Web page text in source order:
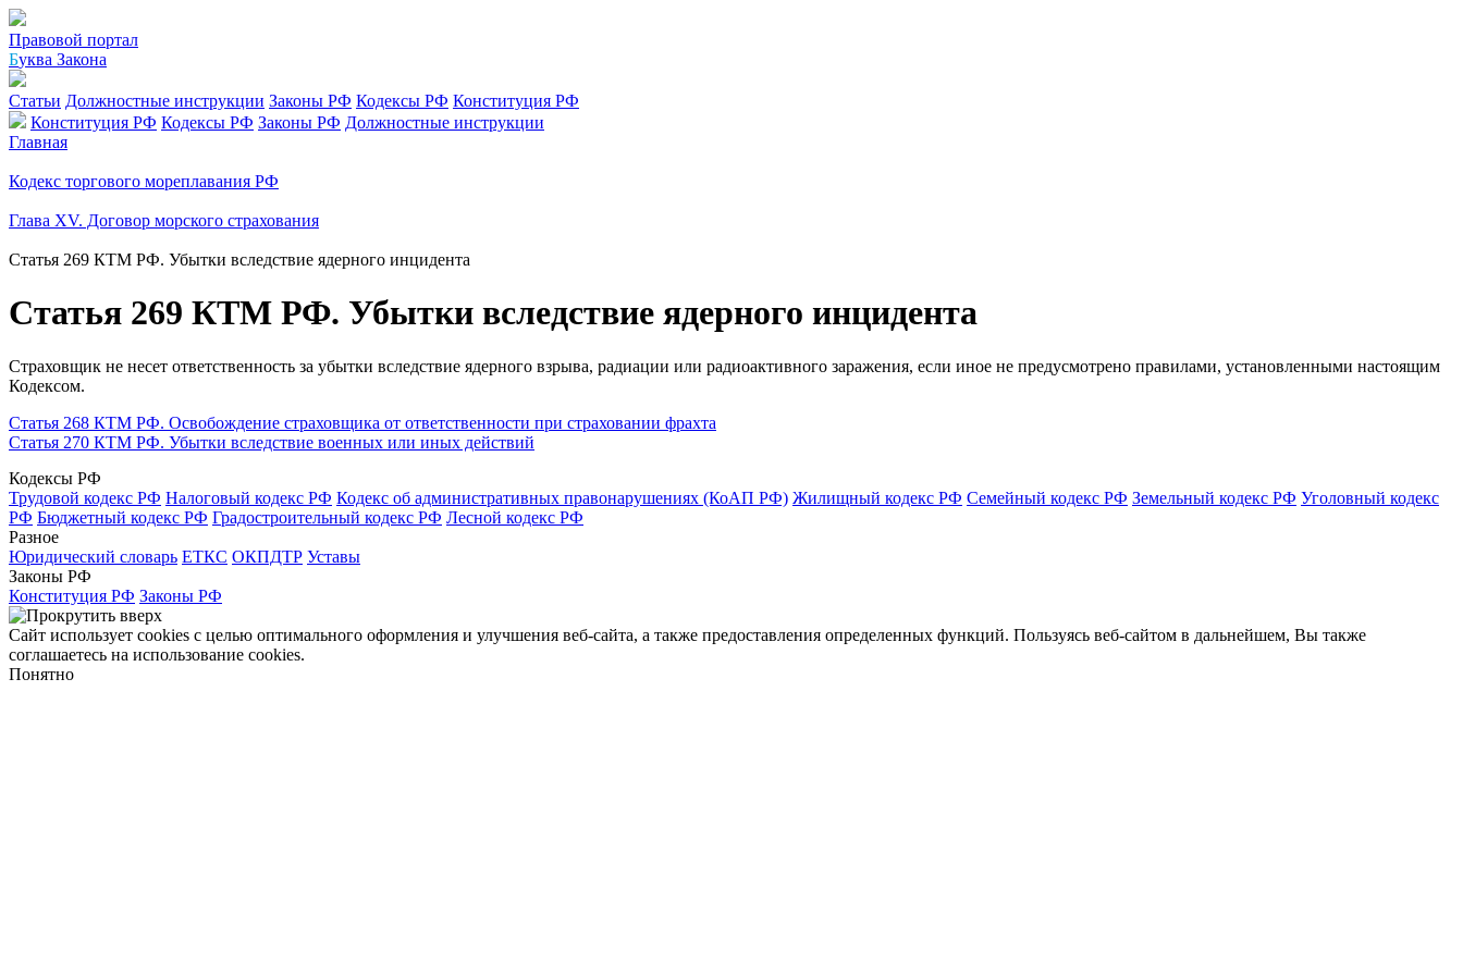
Правовой портал
Буква Закона
Статьи Должностные инструкции Законы РФ Кодексы РФ Конституция РФ
Конституция РФ Кодексы РФ Законы РФ Должностные инструкции
Главная
Кодекс торгового мореплавания РФ
Глава XV. Договор морского страхования
Статья 269 КТМ РФ. Убытки вследствие ядерного инцидента
Статья 269 КТМ РФ. Убытки вследствие ядерного инцидента
Страховщик не несет ответственность за убытки вследствие ядерного взрыва, радиации или радиоактивного заражения, если иное не предусмотрено правилами, установленными настоящим
Кодексом.
Статья 268 КТМ РФ. Освобождение страховщика от ответственности при страховании фрахта
Статья 270 КТМ РФ. Убытки вследствие военных или иных действий
Кодексы РФ
Трудовой кодекс РФ Налоговый кодекс РФ Кодекс об административных правонарушениях (КоАП РФ) Жилищный кодекс РФ Семейный кодекс РФ Земельный кодекс РФ Уголовный кодекс
РФ Бюджетный кодекс РФ Градостроительный кодекс РФ Лесной кодекс РФ
Разное
Юридический словарь ЕТКС ОКПДТР Уставы
Законы РФ
Конституция РФ Законы РФ
Сайт использует cookies с целью оптимального оформления и улучшения веб-сайта, а также предоставления определенных функций. Пользуясь веб-сайтом в дальнейшем, Вы также
соглашаетесь на использование cookies.
Понятно